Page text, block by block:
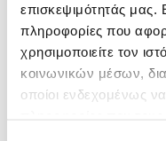
επισκεψιμότητάς μας.
πληροφορίες που
χρησιμοποιείτε τον
κοινωνικών μέσων,
οποίοι ενδεχομένως